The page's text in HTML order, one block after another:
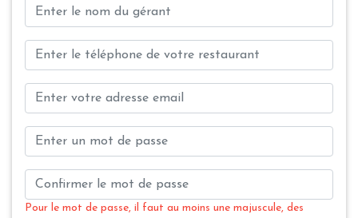
Pour le mot de passe, il faut au moins une majuscule, des